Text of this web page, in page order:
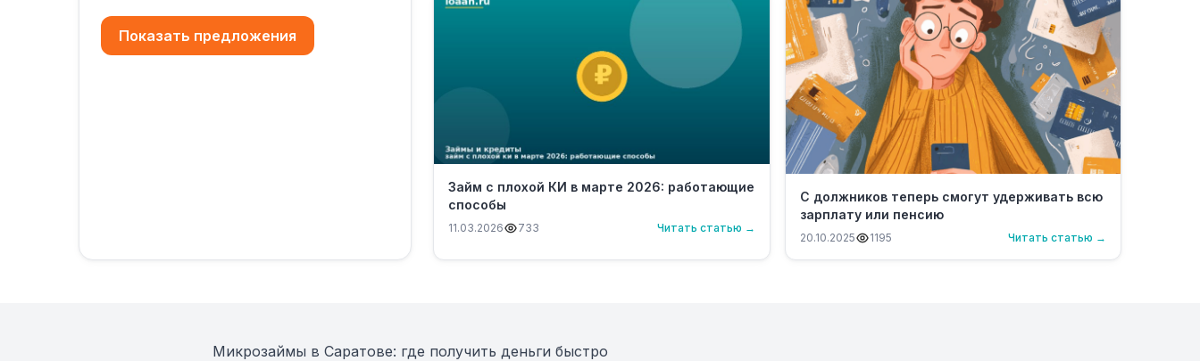
Показать предложения
Займ с плохой КИ в марте 2026: работающие
способы
11.03.2026 733 Читать статью →
С должников теперь смогут удерживать всю
зарплату или пенсию
20.10.2025 1195 Читать статью →
Микрозаймы в Саратове: где получить деньги быстро